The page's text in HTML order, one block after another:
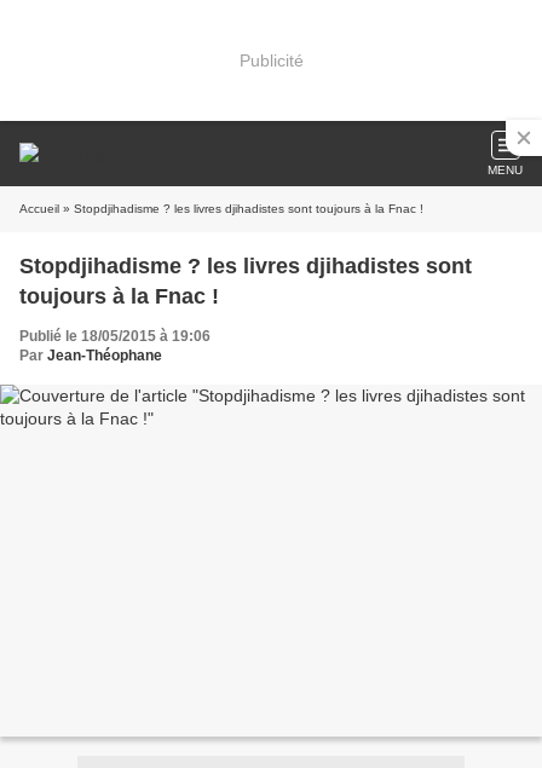
Publicité
MENU
Accueil » Stopdjihadisme ? les livres djihadistes sont toujours à la Fnac !
Stopdjihadisme ? les livres djihadistes sont
toujours à la Fnac !
Publié le 18/05/2015 à 19:06
Par Jean-Théophane